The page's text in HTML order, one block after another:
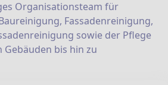
Organisationsteam für
Fassadenreinigung,
sowie der Pflege
bis hin zu